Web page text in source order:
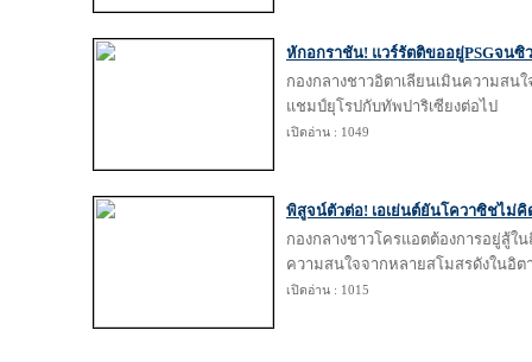
หักอกราชัน! แวร์รัตติขออยู่PSGจนซิ
กองกลางชาวอิตาเลียนเมินความสน
แชมป์ยุโรปกับทัพปาริเซียงต่อไป
เปิดอ่าน : 1049
พิสูจน์ตัวต่อ! เอเย่นต์ยันโควาซิชไม่
กองกลางชาวโครแอตต้องการอยู่สู้ใ
ความสนใจจากหลายสโมสรดังในอิต
เปิดอ่าน : 1015